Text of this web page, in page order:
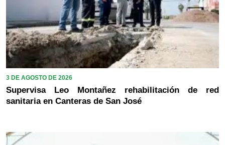
3 DE AGOSTO DE 2026
Supervisa Leo Montañez rehabilitación de red
sanitaria en Canteras de San José